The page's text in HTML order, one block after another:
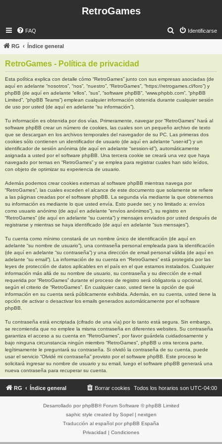
RetroGames
FAQ Identificarse
s
a
r
RG Índice general
RetroGames - Política de privacidad
Esta política explica con detalle cómo “RetroGames” junto con sus empresas asociadas (de
aquí en adelante “nosotros”, “nos”, “nuestro”, “RetroGames”, “https://retrogames.cl/foro”) y
phpBB (de aquí en adelante “ellos”, “sus”, “software phpBB”, “www.phpbb.com”, “phpBB
Limited”, “phpBB Teams”) emplean cualquier información obtenida durante cualquier sesión
de uso por usted (de aquí en adelante “su información”).
Tu información es obtenida por dos vías. Primeramente, navegar por “RetroGames” hará al
software phpBB crear un número de cookies, las cuales son un pequeño archivo de texto
que se descargan en los archivos temporales del navegador de su PC. Las primeras dos
cookies sólo contienen un identificador de usuario (de aquí en adelante “user-id”) y un
identificador de sesión anónima (de aquí en adelante “session-id”), automáticamente
asignada a usted por el software phpBB. Una tercera cookie se creará una vez que haya
navegado por temas en “RetroGames” y se emplea para registrar cuales han sido leídos,
con objeto de optimizar su experiencia de usuario.
Además podemos crear cookies externas al software phpBB mientras navega por
“RetroGames”, las cuales exceden el alcance de este documento que solamente se refiere
a las páginas creadas por el software phpBB. La segunda vía mediante la que obtenemos
su información es mediante lo que usted envía. Esto puede ser, y no limitado a: envíos
como usuario anónimo (de aquí en adelante “envíos anónimos”), su registro en
“RetroGames” (de aquí en adelante “su cuenta”) y mensajes enviados por usted después de
registrarse y mientras se haya identificado (de aquí en adelante “sus mensajes”).
Tu cuenta como mínimo constará de un nombre único de identificación (de aquí en
adelante “su nombre de usuario”), una contraseña personal empleada para la identificación
(de aquí en adelante “su contraseña”) y una dirección de email personal válida (de aquí en
adelante “su email”). La información de su cuenta en “RetroGames” está protegida por las
leyes de protección de datos aplicables en el país en el que estamos instalados. Cualquier
información más allá de su nombre de usuario, su contraseña y su dirección de e-mail
requerida por “RetroGames” durante el proceso de registro será obligatoria u opcional,
según el criterio de “RetroGames”. En cualquier caso, usted tiene la opción de qué
información en su cuenta será públicamente exhibida. Además, en su cuenta, usted tiene la
opción de activar o desactivar los emails generados automáticamente por el software
phpBB.
Tu contraseña está encriptada (cifrado de una vía) por lo tanto está segura. Sin embargo,
se recomienda que no emplee la misma contraseña en diferentes websites. Su contraseña
garantiza el acceso a su cuenta en “RetroGames”, por favor guárdela cuidadosamente y
bajo ninguna circunstancia ningún miembro “RetroGames”, phpBB u otra tercera parte,
legítimamente le preguntará su contraseña. Si olvidó la contraseña de su cuenta, puede
usar el servicio “Olvidé mi contraseña” provisto por el software phpBB. Este proceso le
solicitará ingresar su nombre de usuario y su email, luego el software phpBB generará una
nueva contraseña para recuperar su cuenta.
RG Índice general Todos los horarios son UTC-04:00
Borrar cookies
Desarrollado por phpBB® Forum Software © phpBB Limited
saphic style created by Sopel| nextgen
Traducción al español por phpBB España
Privacidad | Condiciones